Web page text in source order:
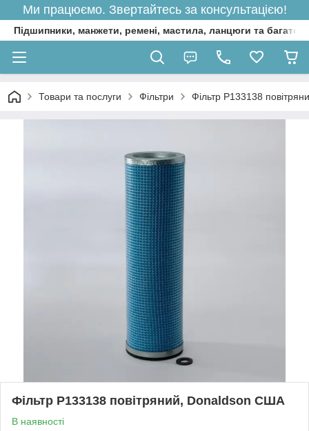
Ми працюємо. Звертайтесь за консультацією!
Підшипники, манжети, ремені, мастила, ланцюги та багато
Товари та послуги Фільтри Фільтр P133138
Фільтр P133138 повітряний, Donaldson США
В наявності